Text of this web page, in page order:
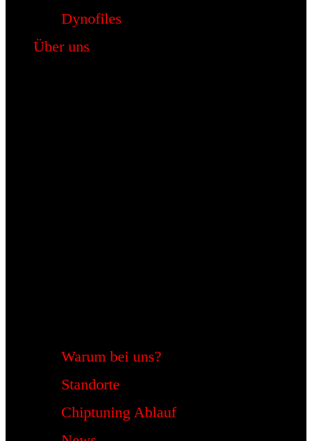
Dynofiles
Über uns
Warum bei uns?
Standorte
Chiptuning Ablauf